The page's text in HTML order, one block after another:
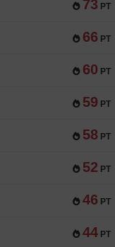
73 PT
66 PT
60 PT
59 PT
58 PT
52 PT
46 PT
44 PT